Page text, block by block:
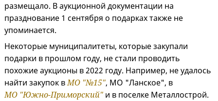
размещало. В аукционной документации на
празднование 1 сентября о подарках также не
упоминается.
Некоторые муниципалитеты, которые закупали
подарки в прошлом году, не стали проводить
похожие аукционы в 2022 году. Например, не удалось
найти закупок вМО "№15", МО "Ланское", в
МО "Южно-Приморский" и в поселке Металлострой.